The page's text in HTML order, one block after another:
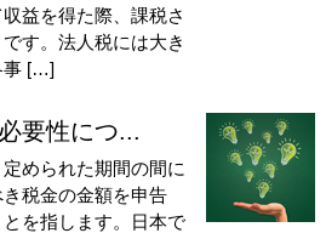
益を得た際、課税さ
す。法人税には大き
事 […]
要性につ...
められた期間の間に
税金の金額を申告
を指します。日本で